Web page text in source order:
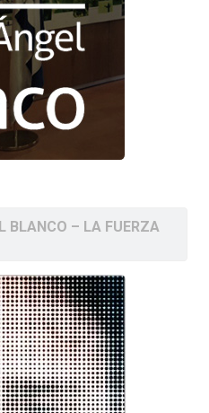
BLANCO – LA FUERZA